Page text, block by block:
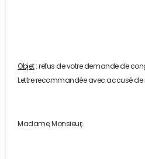
Objet: refus de votre demande de
Lettre recommandée avec accusé de
Madame, Monsieur,